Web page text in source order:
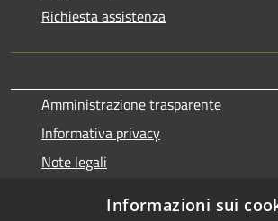
Richiesta assistenza
Amministrazione trasparente
Informativa privacy
Note legali
Informazioni sui